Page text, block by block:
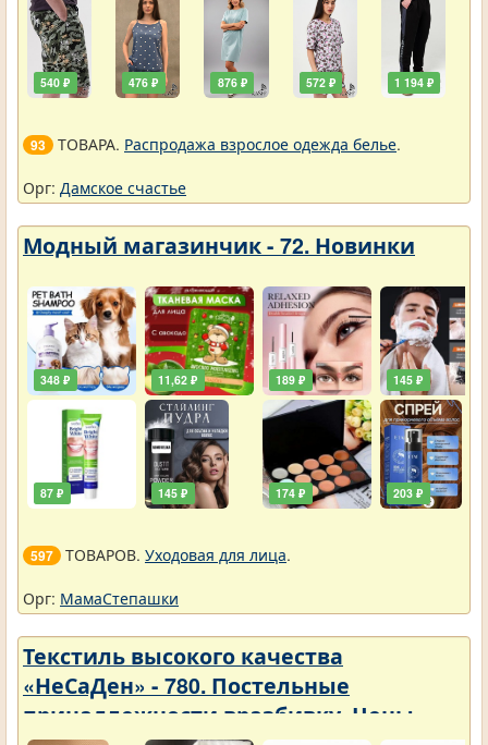
540 ₽ 476 ₽ 876 ₽ 572 ₽ 1 194 ₽
93 ТОВАРА. Распродажа взрослое одежда белье.
Орг: Дамское счастье
Модный магазинчик - 72. Новинки
348 ₽
87 ₽
11,62 ₽
145 ₽
189 ₽
174 ₽
145 ₽
203 ₽
597 ТОВАРОВ. Уходовая для лица.
Орг: МамаСтепашки
Текстиль высокого качества
«НеСаДен» - 780. Постельные
принадлежности вразбивку. Цены